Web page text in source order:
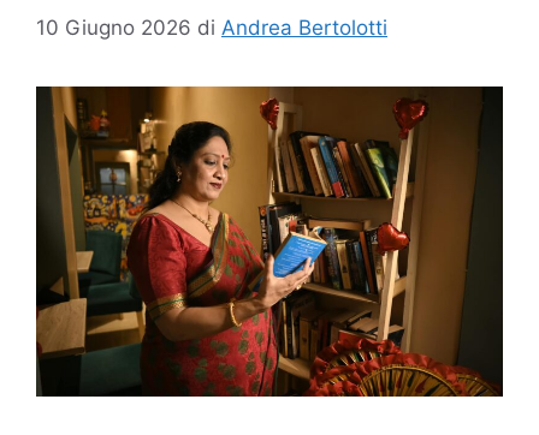
10 Giugno 2026 di Andrea Bertolotti